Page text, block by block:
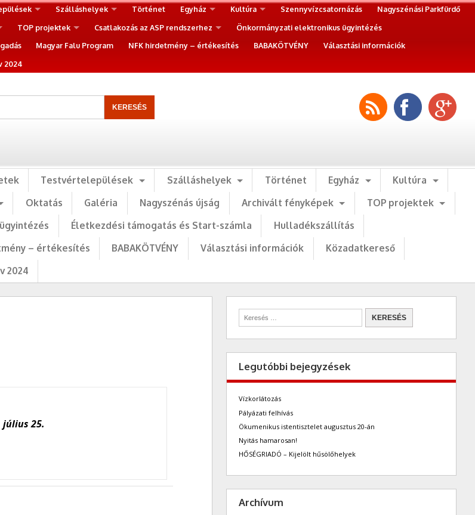
Szálláshelyek Történet Egyház Kultúra Szennyvízcsatornázás
Nagyszénási Parkfürdő
TOP projektek Csatlakozás az ASP rendszerhez
Önkormányzati elektronikus ügyintézés
Magyar Falu Program NFK hirdetmény – értékesítés BABAKÖTVÉNY
Választási információk
2024
Testvértelepülések Szálláshelyek Történet Egyház
Kultúra
Oktatás Galéria Nagyszénás újság Archivált fényképek
TOP projektek
Életkezdési támogatás és Start-számla
Hulladékszállítás
– értékesítés BABAKÖTVÉNY Választási információk
Közadatkereső
2024
július 25.
Legutóbbi bejegyzések
Vízkorlátozás
Pályázati felhívás
Ökumenikus istentisztelet augusztus 20-án
Nyitás hamarosan!
HŐSÉGRIADÓ – Kijelölt hűsölőhelyek
Archívum